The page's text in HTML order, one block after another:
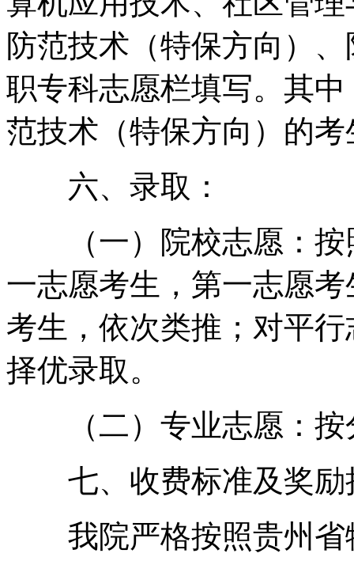
防范技术（特保方向）
职专科志愿栏填写。其
范技术（特保方向）的
六、录取：
（一）院校志愿：按
一志愿考生，第一志愿
考生，依次类推；对平
择优录取。
（二）专业志愿：按
七、收费标准及奖励
我院严格按照贵州省